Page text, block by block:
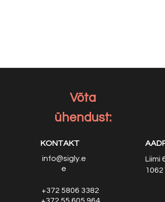
Võta
ühendust:
KONTAKT
info@sigly.e
e
+372 5806 3382
Liimi